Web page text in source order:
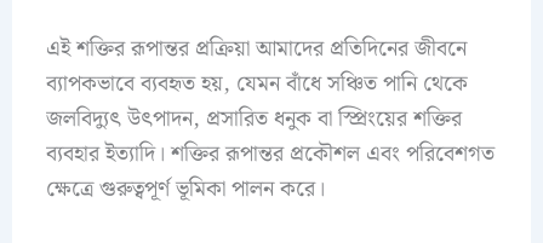
এই শক্তির রূপান্তর প্রক্রিয়া আমাদের প্রতিদিনের জীবনে
ব্যাপকভাবে ব্যবহৃত হয়, যেমন বাঁধে সঞ্চিত পানি থেকে
জলবিদ্যুৎ উৎপাদন, প্রসারিত ধনুক বা স্প্রিংয়ের শক্তির
ব্যবহার ইত্যাদি। শক্তির রূপান্তর প্রকৌশল এবং পরিবেশগত
ক্ষেত্রে গুরুত্বপূর্ণ ভূমিকা পালন করে।